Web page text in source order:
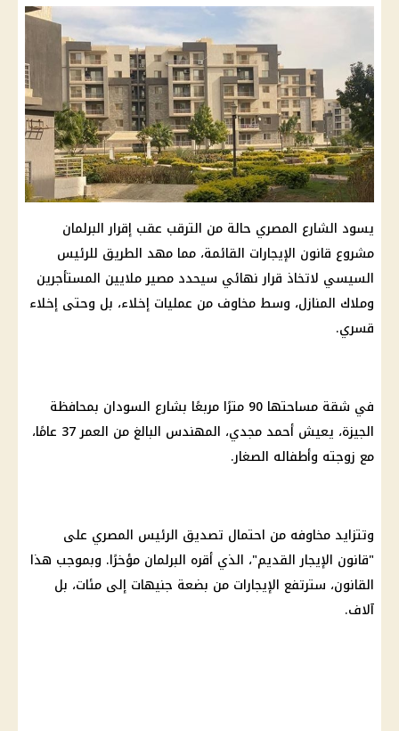
يسود الشارع المصري حالة من الترقب عقب إقرارالبرلمان
مشروع قانون الإيجارات القائمة، مما مهد الطريق للرئيس
السيسي لاتخاذ قرارنهائي سيحدد مصير ملايين المستأجرين
وملاك المنازل، وسط مخاوف من عمليات إخلاء، بل وحتى إخلاء
قسري.
في شقة مساحتها 90 مترًا مربعًا بشارع السودان بمحافظة
الجيزة
، يعيش أحمد مجدي، المهندس البالغ من العمر 37 عامًا،
مع زوجته وأطفاله الصغار.
وتتزايد مخاوفه من احتمال تصديق الرئيس المصري على
"قانون الإيجار القديم"، الذي أقره البرلمان مؤخرًا. وبموجب هذا
القانون، سترتفع الإيجارات من بضعة جنيهات إلى مئات، بل
آلاف.